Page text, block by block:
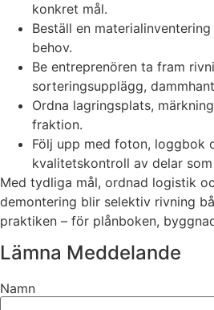
konkret mål.
Beställ en
behov.
Be entreprenören ta fram
sorteringsupplägg,
Ordna lagringsplats,
fraktion.
Följ upp med foton, loggbok
kvalitetskontroll av delar
Med tydliga mål, ordnad logistik
demontering blir selektiv rivning
praktiken – för plånboken,
Lämna Meddelande
Namn